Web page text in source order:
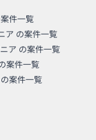
件一覧
ア の案件一覧
ア の案件一覧
案件一覧
の案件一覧